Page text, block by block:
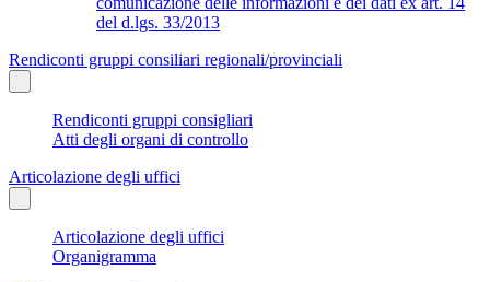
del d.lgs. 33/2013
Rendiconti gruppi consiliari regionali/provinciali
Rendiconti gruppi consigliari
Atti degli organi di controllo
Articolazione degli uffici
Articolazione degli uffici
Organigramma